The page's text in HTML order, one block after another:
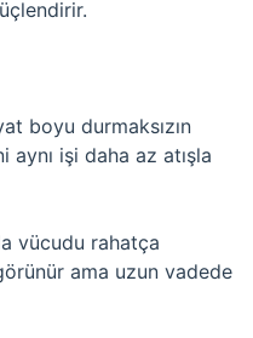
boyu durmaksızın
aynı işi daha az atışla
vücudu rahatça
ama uzun vadede